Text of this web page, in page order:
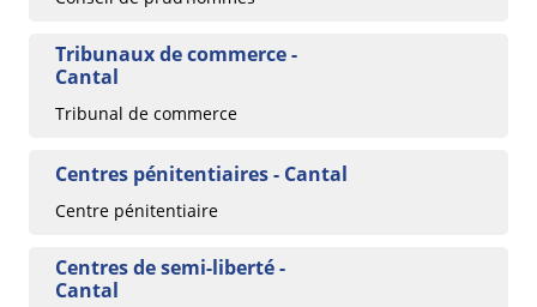
Tribunaux de commerce -
Cantal
Tribunal de commerce
Centres pénitentiaires - Cantal
Centre pénitentiaire
Centres de semi-liberté -
Cantal